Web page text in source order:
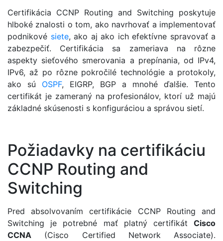
Certifikácia CCNP Routing and Switching poskytuje
hlboké znalosti o tom, ako navrhovať a implementovať
podnikové siete, ako aj ako ich efektívne spravovať a
zabezpečiť. Certifikácia sa zameriava na rôzne
aspekty sieťového smerovania a prepínania, od IPv4,
IPv6, až po rôzne pokročilé technológie a protokoly,
ako sú OSPF, EIGRP, BGP a mnohé ďalšie. Tento
certifikát je zameraný na profesionálov, ktorí už majú
základné skúsenosti s konfiguráciou a správou sietí.
Požiadavky na certifikáciu
CCNP Routing and
Switching
Pred absolvovaním certifikácie CCNP Routing and
Switching je potrebné mať platný certifikát Cisco
CCNA (Cisco Certified Network Associate).